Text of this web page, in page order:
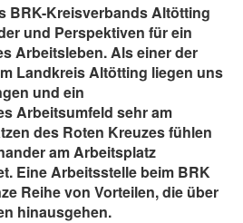
BRK-Kreisverbands Altötting
und Perspektiven für ein
Arbeitsleben. Als einer der
Landkreis Altötting liegen uns
und ein
Arbeitsumfeld sehr am
des Roten Kreuzes fühlen
am Arbeitsplatz
Eine Arbeitsstelle beim BRK
Reihe von Vorteilen, die über
hinausgehen.